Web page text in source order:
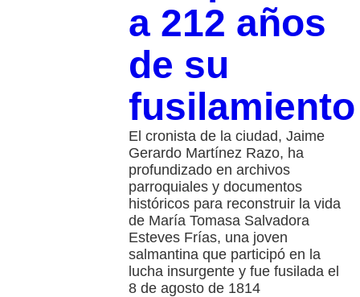
a 212 años
de su
fusilamiento
El cronista de la ciudad, Jaime
Gerardo Martínez Razo, ha
profundizado en archivos
parroquiales y documentos
históricos para reconstruir la vida
de María Tomasa Salvadora
Esteves Frías, una joven
salmantina que participó en la
lucha insurgente y fue fusilada el
8 de agosto de 1814